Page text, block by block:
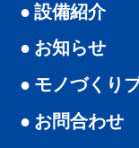
設備紹介
お知らせ
モノづくり
お問合わせ